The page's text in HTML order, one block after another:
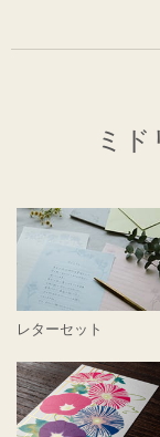
ミ
レターセット